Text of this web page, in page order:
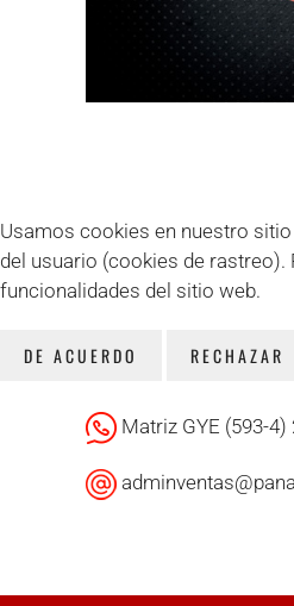
Matriz GYE (593-
Usamos cookies en nuestro
del usuario (cookies de rastreo).
funcionalidades del sitio web.
DE ACUERDO RECHAZAR